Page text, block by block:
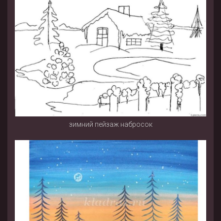
зимний пейзаж набросок